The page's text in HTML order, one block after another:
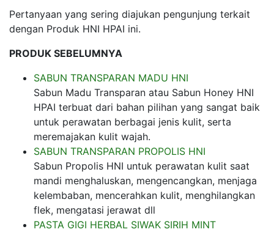
Pertanyaan yang sering diajukan pengunjung terkait
dengan Produk HNI HPAI ini.
PRODUK SEBELUMNYA
SABUN TRANSPARAN MADU HNI
Sabun Madu Transparan atau Sabun Honey HNI
HPAI terbuat dari bahan pilihan yang sangat baik
untuk perawatan berbagai jenis kulit, serta
meremajakan kulit wajah.
SABUN TRANSPARAN PROPOLIS HNI
Sabun Propolis HNI untuk perawatan kulit saat
mandi menghaluskan, mengencangkan, menjaga
kelembaban, mencerahkan kulit, menghilangkan
flek, mengatasi jerawat dll
PASTA GIGI HERBAL SIWAK SIRIH MINT